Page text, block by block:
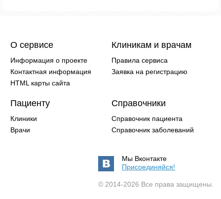
О сервисе
Информация о проекте
Контактная информация
HTML карты сайта
Клиникам и врачам
Правила сервиса
Заявка на регистрацию
Пациенту
Клиники
Врачи
Справочники
Справочник пациента
Справочник заболеваний
Мы Вконтакте
Присоединяйся!
© 2014-2026 Все права защищены.